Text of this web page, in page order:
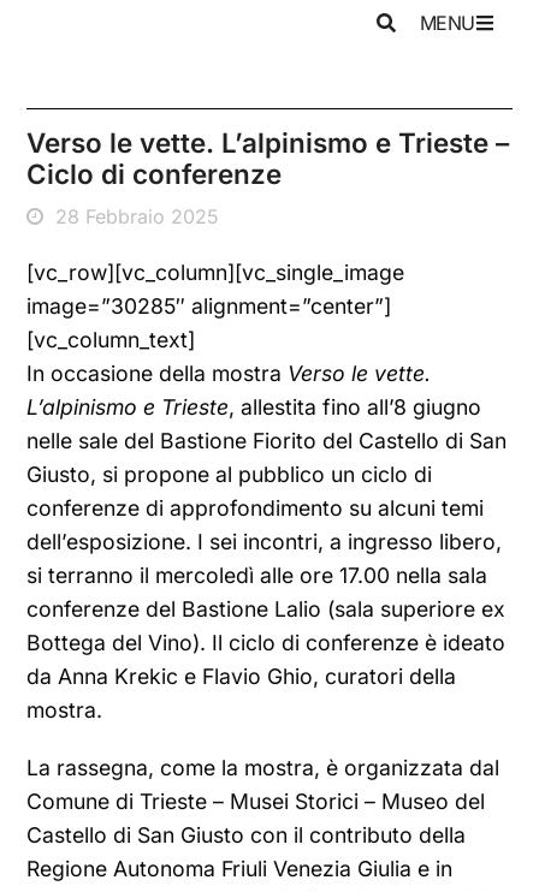
MENU
Verso le vette. L’alpinismo e Trieste –
Ciclo di conferenze
28 Febbraio 2025
[vc_row][vc_column][vc_single_image
image=”30285″ alignment=”center”]
[vc_column_text]
In occasione della mostra Verso le vette.
L’alpinismo e Trieste, allestita fino all’8 giugno
nelle sale del Bastione Fiorito del Castello di San
Giusto, si propone al pubblico un ciclo di
conferenze di approfondimento su alcuni temi
dell’esposizione. I sei incontri, a ingresso libero,
si terranno il mercoledì alle ore 17.00 nella sala
conferenze del Bastione Lalio (sala superiore ex
Bottega del Vino). Il ciclo di conferenze è ideato
da Anna Krekic e Flavio Ghio, curatori della
mostra.
La rassegna, come la mostra, è organizzata dal
Comune di Trieste – Musei Storici – Museo del
Castello di San Giusto con il contributo della
Regione Autonoma Friuli Venezia Giulia e in